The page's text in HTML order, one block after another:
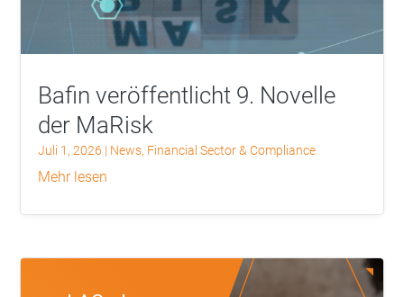
Bafin veröffentlicht 9. Novelle
der MaRisk
Juli 1, 2026 | News, Financial Sector & Compliance
mehr lesen